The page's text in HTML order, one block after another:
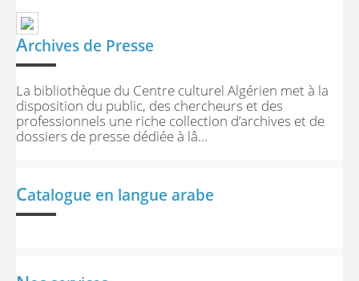
Archives de Presse
La bibliothèque du Centre culturel Algérien met à la
disposition du public, des chercheurs et des
professionnels une riche collection d’archives et de
dossiers de presse dédiée à lâ...
Catalogue en langue arabe